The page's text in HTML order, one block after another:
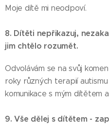
Moje dítě mi neodpoví.
8. Dítěti nepřikazuj,
jim chtělo rozumět.
Odvolávám se na svůj
roky různých terapií
komunikace s mým dítětem
9. Vše dělej s dítětem -